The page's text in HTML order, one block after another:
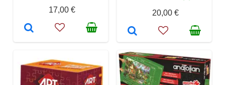
17,00 €
20,00 €